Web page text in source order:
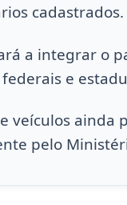
cadastrados.
a integrar o
e
ainda
pelo